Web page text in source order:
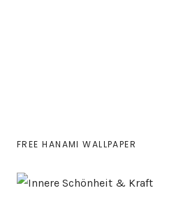
FREE HANAMI WALLPAPER